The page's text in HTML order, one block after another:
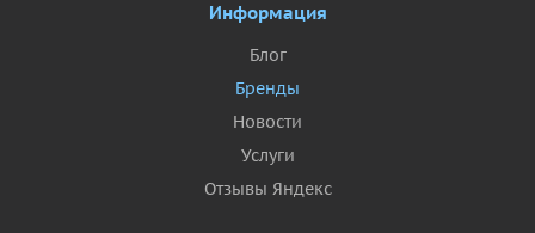
Информация
Блог
Бренды
Новости
Услуги
Отзывы Яндекс